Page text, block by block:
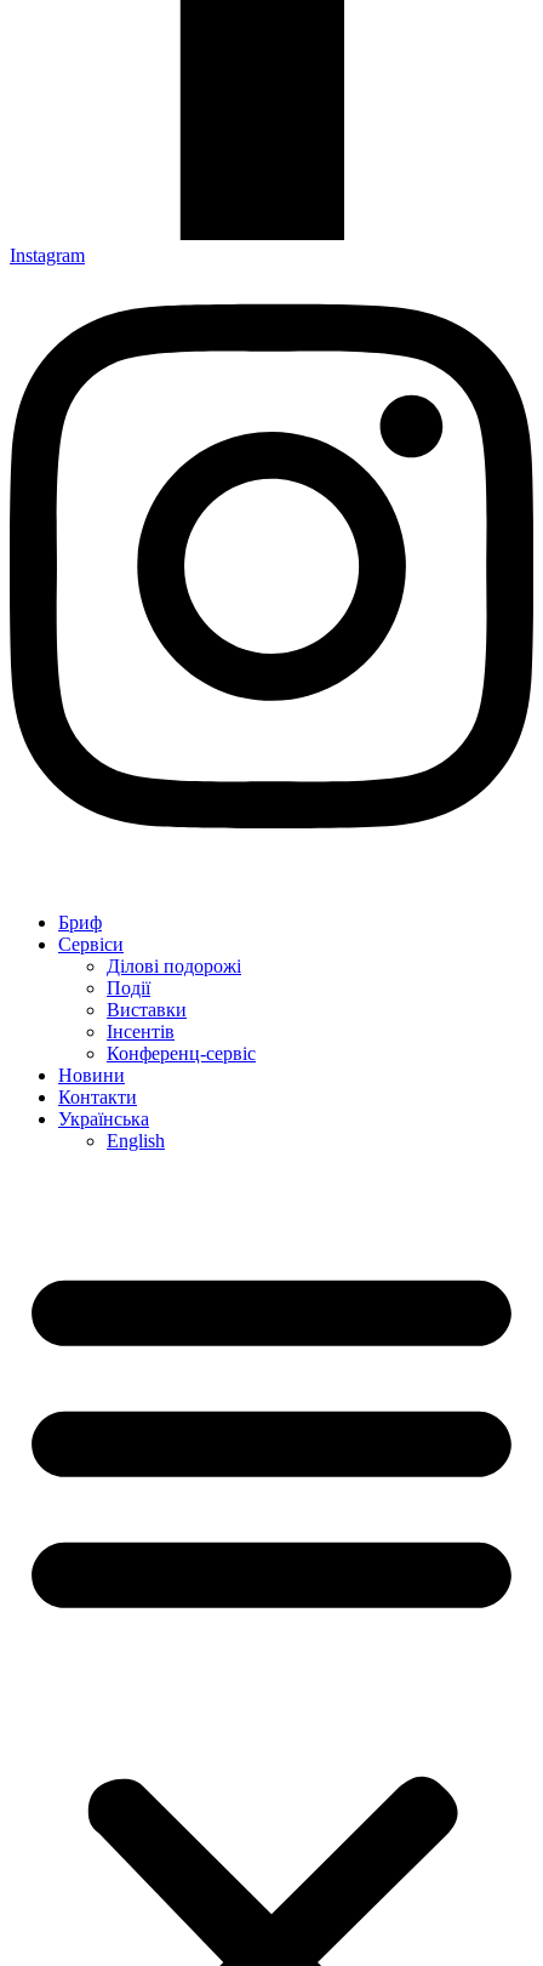
Instagram
Бриф
Сервіси
Ділові подорожі
Події
Виставки
Інсентів
Конференц-сервіс
Новини
Контакти
Українська
English